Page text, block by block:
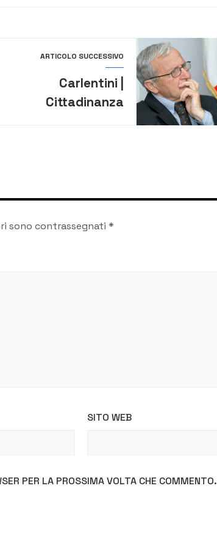
ARTICOLO SUCCESSIVO
Carlentini |
Cittadinanza
sono contrassegnati *
SITO WEB
PER LA PROSSIMA VOLTA CHE COMMENTO.